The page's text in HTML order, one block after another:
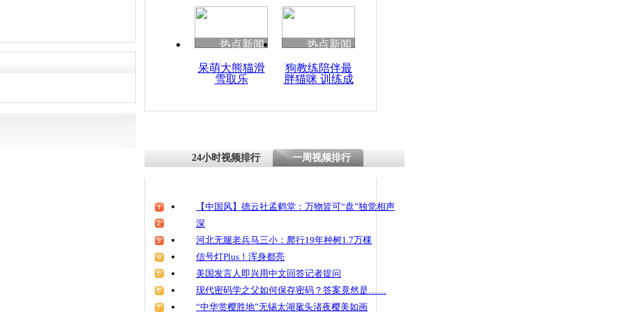
热点新闻
呆萌大熊猫滑
雪取乐
热点新闻
狗教练陪伴最
胖猫咪 训练成
24小时视频排行 一周视频排行
【中国风】德云社孟鹤堂：万物皆可“盘”独觉相声
深
河北无腿老兵马三小：爬行19年种树1.7万棵
信号灯Plus！浑身都亮
美国发言人即兴用中文回答记者提问
现代密码学之父如何保存密码？答案竟然是……
“中华赏樱胜地”无锡太湖鼋头渚夜樱美如画